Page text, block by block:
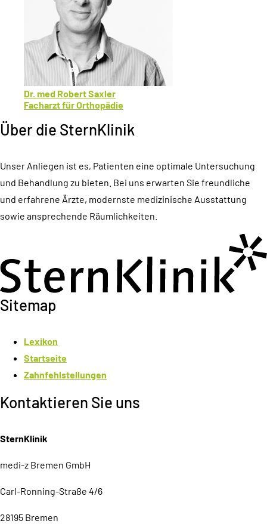
Dr. med Robert Saxler
Facharzt für Orthopädie
Über die SternKlinik
Unser Anliegen ist es, Patienten eine optimale Untersuchung
und Behandlung zu bieten. Bei uns erwarten Sie freundliche
und erfahrene Ärzte, modernste medizinische Ausstattung
sowie ansprechende Räumlichkeiten.
Sitemap
Lexikon
Startseite
Zahnfehlstellungen
Kontaktieren Sie uns
SternKlinik
medi-z Bremen GmbH
Carl-Ronning-Straße 4/6
28195 Bremen